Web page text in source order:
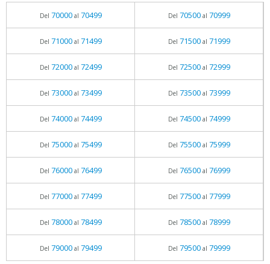
Del 70000al 70499 Del 70500al 70999
Del 71000al 71499 Del 71500al 71999
Del 72000al 72499 Del 72500al 72999
Del 73000al 73499 Del 73500al 73999
Del 74000al 74499 Del 74500al 74999
Del 75000al 75499 Del 75500al 75999
Del 76000al 76499 Del 76500al 76999
Del 77000al 77499 Del 77500al 77999
Del 78000al 78499 Del 78500al 78999
Del 79000al 79499 Del 79500al 79999